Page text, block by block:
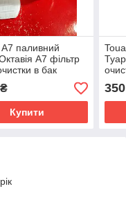
паливний
А7 фільтр
в бак
Купити
350